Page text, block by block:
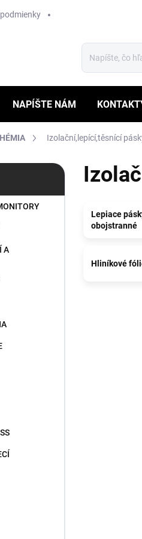
NAPÍŠTE NÁM
Izolační,lepící,těsnící
A
Lepiace
obojstranné
Hliníkové